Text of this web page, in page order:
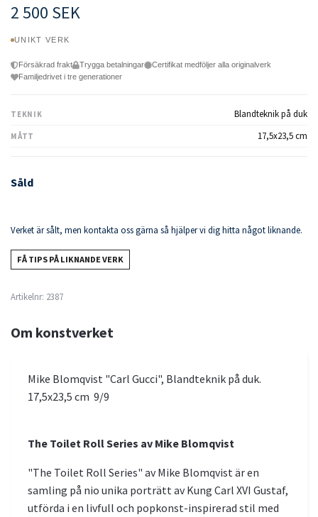
2 500 SEK
UNIKT VERK
Försäkrad frakt Trygga betalningar
Certifikat medföljer alla originalverk
Familjedrivet i tre generationer
TEKNIK Blandteknik på duk
MÅTT 17,5x23,5 cm
Såld
Verket är sålt, men kontakta oss gärna så hjälper vi dig hitta något liknande.
FÅ TIPS PÅ LIKNANDE VERK
Artikelnr: 2387
Om konstverket
Mike Blomqvist "Carl Gucci", Blandteknik på duk.
17,5x23,5 cm 9/9
The Toilet Roll Series av Mike Blomqvist
"The Toilet Roll Series" av Mike Blomqvist är en
samling på nio unika porträtt av Kung Carl XVI Gustaf,
utförda i en livfull och popkonst-inspirerad stil med